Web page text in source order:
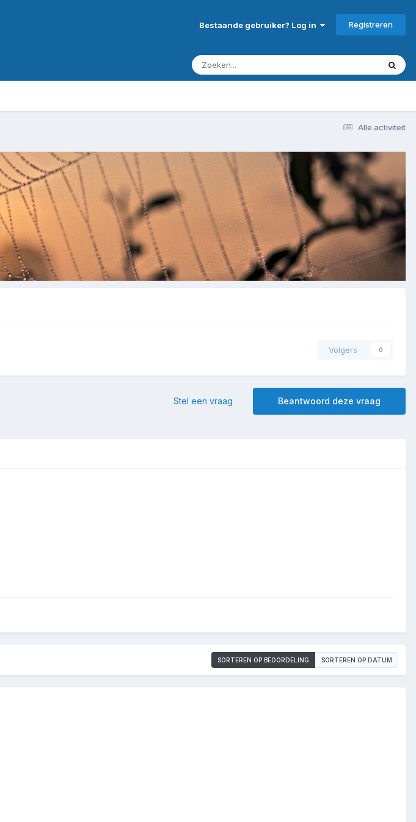
Bestaande gebruiker? Log in Registreren
Alle activiteit
Volgers 0
Beantwoord deze vraag
Stel een vraag
SORTEREN OP BEOORDELING SORTEREN OP DATUM